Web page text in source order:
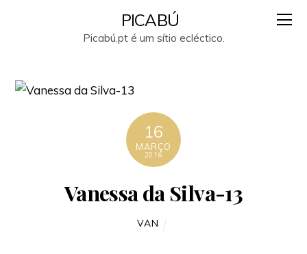
PICABÚ
Picabú.pt é um sítio ecléctico.
16
MARÇO
2016
Vanessa da Silva-13
VAN